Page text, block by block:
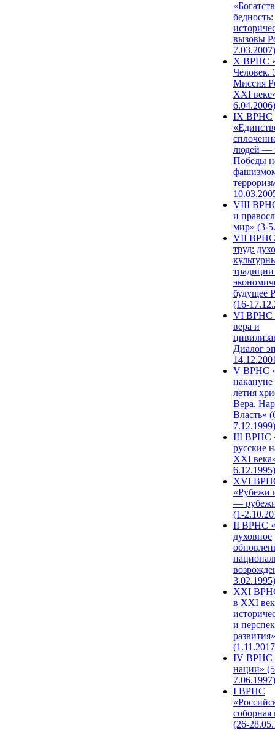
бедность:
вызовы
7.03.2007)
X ВРНС
Человек.
Миссия
XXI
6.04.2006)
IX ВРНС
людей —
Победы
VIII
и
мир» (3-
VII ВРНС
труд:
будущее
(16-
VI ВРНС
вера и
Диалог
V ВРНС
накануне
летия
Вера.
Власть»
7.12.1999)
III ВРНС
русские
XXI
6.12.1995)
XVI
«Рубежи
—
(1-
II ВРНС
духовное
3.02.1995)
XХI
в XXI
и
развития»
IV ВРНС
нации»
7.06.1997)
I ВРНС
(26-